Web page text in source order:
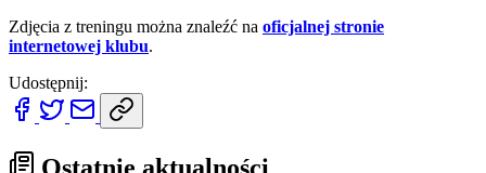
Zdjęcia z treningu można znaleźć na oficjalnej stronie
internetowej klubu.
Udostępnij:
Ostatnie aktualności